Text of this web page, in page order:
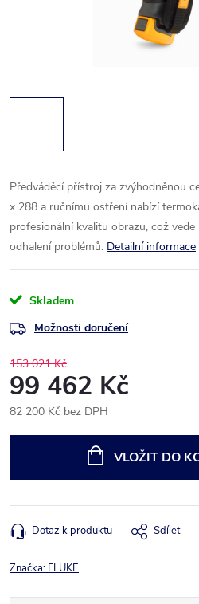
Předváděcí přístroj za zvýhodněnou
x 288 a ručnímu ostření nabízí
profesionální kvalitu obrazu, což
odhalení problémů. Detailní informace
Skladem
Možnosti doručení
153 021 Kč
99 462 Kč
82 200 Kč bez DPH
VLOŽIT DO
Dotaz k produktu Sdílet
Značka: FLUKE